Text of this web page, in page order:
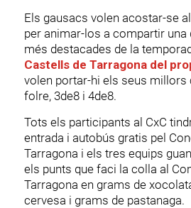
Els gausacs volen acostar-se
per animar-los a compartir una
més destacades de la
Castells de Tarragona del
volen portar-hi els seus millors
folre, 3de8 i 4de8.
Tots els participants al CxC
entrada i autobús gratis pel
Tarragona i els tres equips
els punts que faci la colla al
Tarragona en grams de
cervesa i grams de pastanaga.